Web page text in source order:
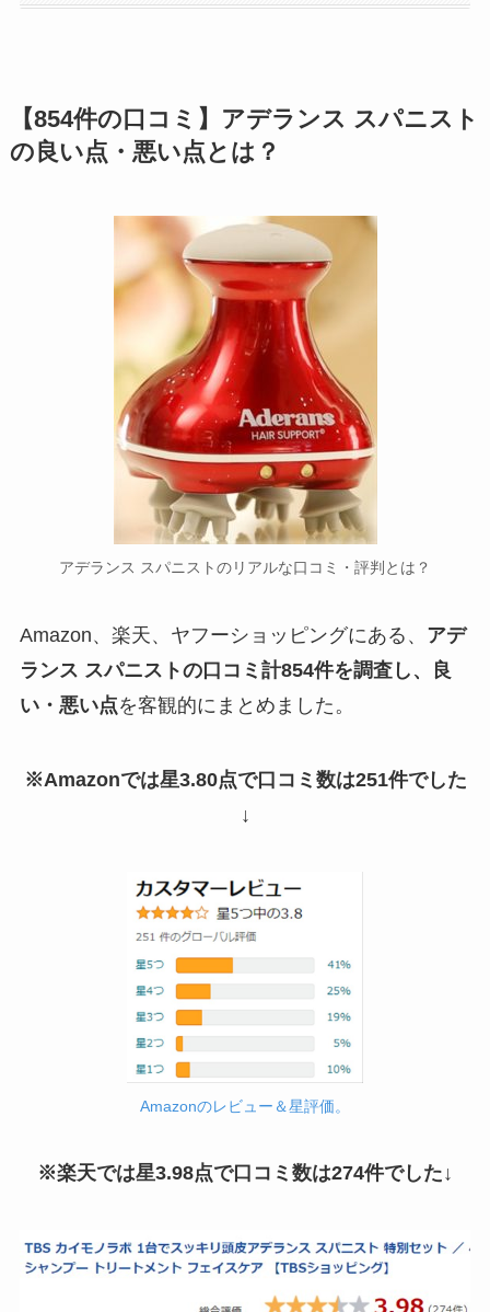
【854件の口コミ】アデランス スパニスト
の良い点・悪い点とは？
アデランス スパニストのリアルな口コミ・評判とは？
Amazon、楽天、ヤフーショッピングにある、 アデ
ランス スパニストの口コミ計854件を調査し、良
い・悪い点を客観的にまとめました。
※Amazonでは星3.80点で口コミ数は251件でした
↓
Amazonのレビュー＆星評価。
※楽天では星3.98点で口コミ数は274件でした↓